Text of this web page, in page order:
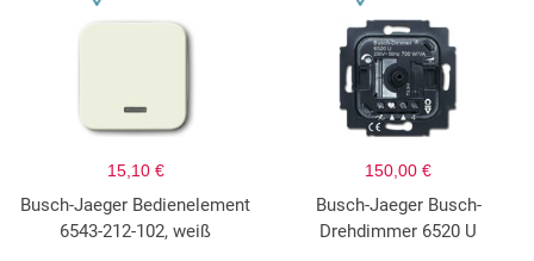
15,10 €
Busch-Jaeger Bedienelement
6543-212-102, weiß
150,00 €
Busch-Jaeger Busch-
Drehdimmer 6520 U